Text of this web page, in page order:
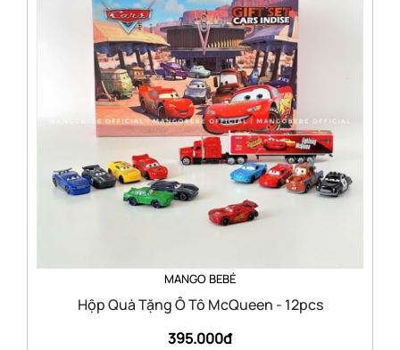
MANGO BEBÉ
Hộp Quà Tặng Ô Tô McQueen - 12pcs
395.000đ